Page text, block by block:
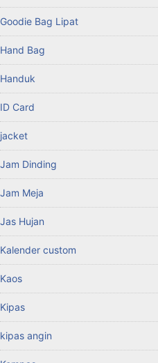
Goodie Bag Lipat
Hand Bag
Handuk
ID Card
jacket
Jam Dinding
Jam Meja
Jas Hujan
Kalender custom
Kaos
Kipas
kipas angin